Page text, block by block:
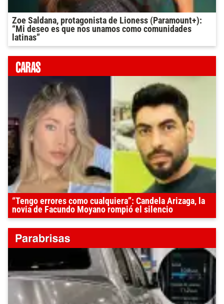
Zoe Saldana, protagonista de Lioness (Paramount+):
“Mi deseo es que nos unamos como comunidades
latinas”
“Tengo errores como cualquiera”: Candela Arizaga, la
novia de Facundo Moyano rompió el silencio